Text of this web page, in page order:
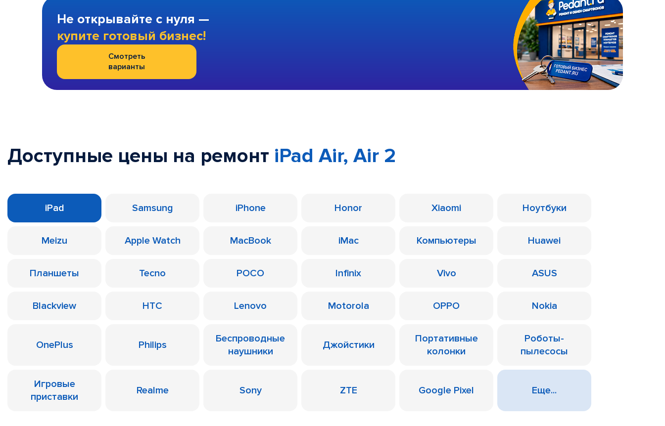
Не открывайте с нуля —
купите готовый бизнес!
Смотреть
варианты
Доступные цены на ремонт iPad Air, Air 2
iPad Samsung iPhone Honor Xiaomi Ноутбуки
Meizu Apple Watch MacBook iMac Компьютеры Huawei
Планшеты Tecno POCO Infinix Vivo ASUS
Blackview HTC Lenovo Motorola OPPO Nokia
OnePlus Philips
Беспроводные
наушники
Джойстики
Портативные
колонки
Роботы-
пылесосы
Игровые
приставки
Realme Sony ZTE Google Pixel Еще...